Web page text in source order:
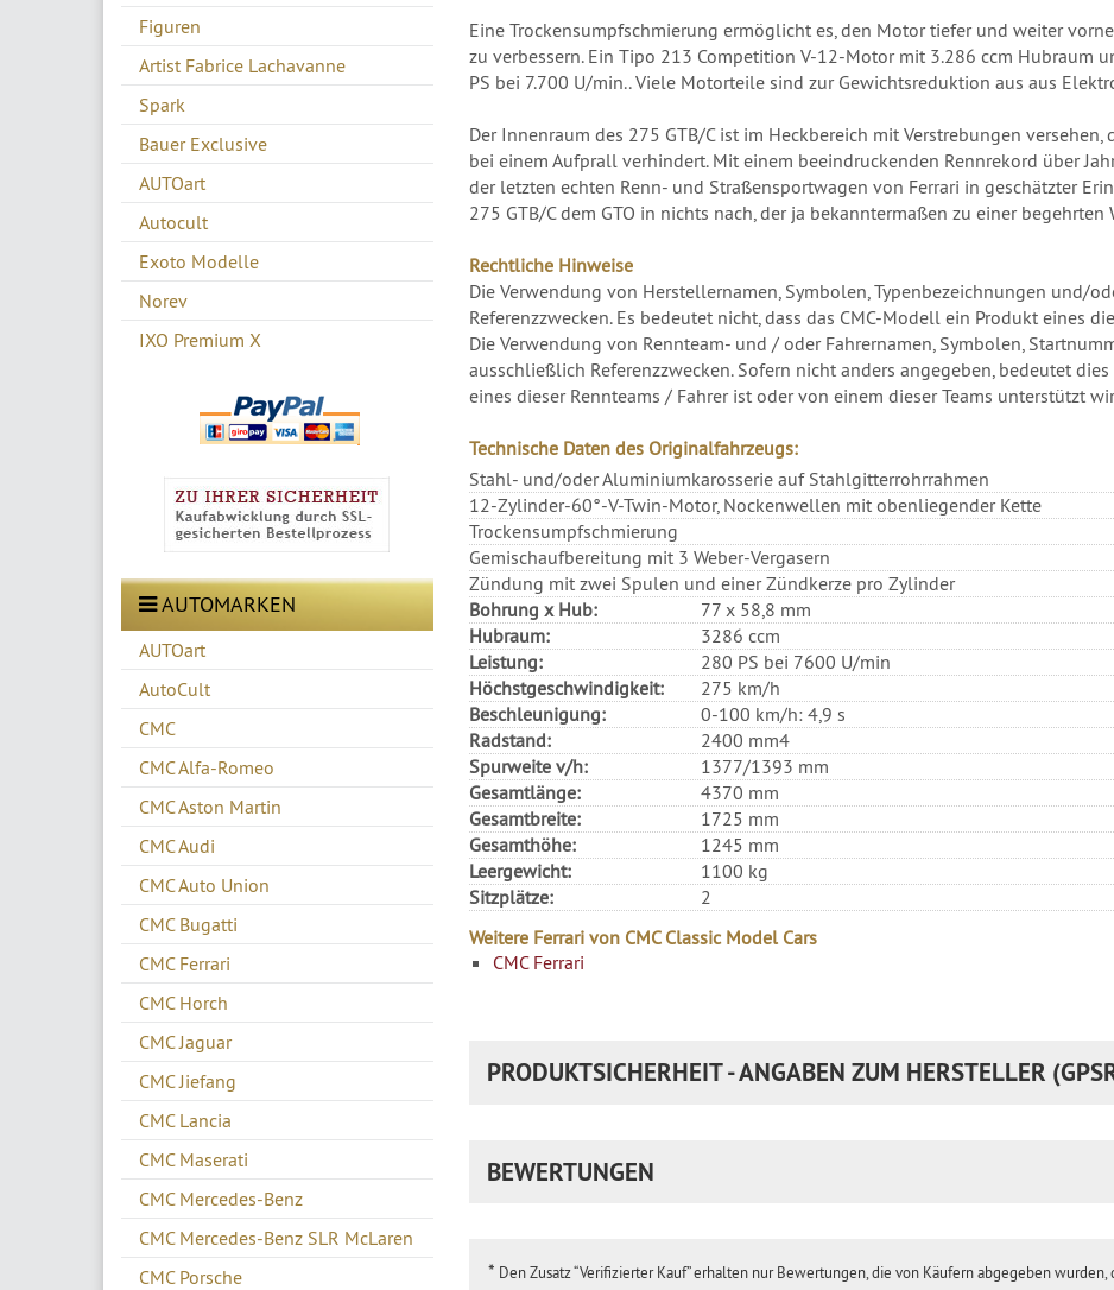
Figuren
Artist Fabrice Lachavanne
Spark
Bauer Exclusive
AUTOart
Autocult
Exoto Modelle
Norev
IXO Premium X
AUTOMARKEN
AUTOart
AutoCult
CMC
CMC Alfa-Romeo
CMC Aston Martin
CMC Audi
CMC Auto Union
CMC Bugatti
CMC Ferrari
CMC Horch
CMC Jaguar
CMC Jiefang
CMC Lancia
CMC Maserati
CMC Mercedes-Benz
CMC Mercedes-Benz SLR McLaren
CMC Porsche
Eine Trockensumpfschmierung ermöglicht es, den Motor tiefer und weiter
zu verbessern. Ein Tipo 213 Competition V-12-Motor mit 3.286 ccm Hubraum
PS bei 7.700 U/min.. Viele Motorteile sind zur Gewichtsreduktion aus aus
Der Innenraum des 275 GTB/C ist im Heckbereich mit Verstrebungen
bei einem Aufprall verhindert. Mit einem beeindruckenden Rennrekord über
der letzten echten Renn- und Straßensportwagen von Ferrari in geschätzter
275 GTB/C dem GTO in nichts nach, der ja bekanntermaßen zu einer begehrten
Rechtliche Hinweise
Die Verwendung von Herstellernamen, Symbolen, Typenbezeichnungen und/
Referenzzwecken. Es bedeutet nicht, dass das CMC-Modell ein Produkt eines
Die Verwendung von Rennteam- und / oder Fahrernamen, Symbolen,
ausschließlich Referenzzwecken. Sofern nicht anders angegeben, bedeutet
eines dieser Rennteams / Fahrer ist oder von einem dieser Teams unterstützt
Technische Daten des Originalfahrzeugs:
Stahl- und/oder Aluminiumkarosserie auf Stahlgitterrohrrahmen
12-Zylinder-60°-V-Twin-Motor, Nockenwellen mit obenliegender Kette
Trockensumpfschmierung
Gemischaufbereitung mit 3 Weber-Vergasern
Zündung mit zwei Spulen und einer Zündkerze pro Zylinder
Bohrung x Hub:
77 x 58,8 mm
Hubraum:
3286 ccm
Leistung:
280 PS bei 7600 U/min
Höchstgeschwindigkeit:
275 km/h
Beschleunigung:
0-100 km/h: 4,9 s
Radstand:
2400 mm4
Spurweite v/h:
1377/1393 mm
Gesamtlänge:
4370 mm
Gesamtbreite:
1725 mm
Gesamthöhe:
1245 mm
Leergewicht:
1100 kg
Sitzplätze:
2
Weitere Ferrari von CMC Classic Model Cars
CMC Ferrari
PRODUKTSICHERHEIT - ANGABEN ZUM HERSTELLER
BEWERTUNGEN
* Den Zusatz “Verifizierter Kauf” erhalten nur Bewertungen, die von Käufern abgegeben